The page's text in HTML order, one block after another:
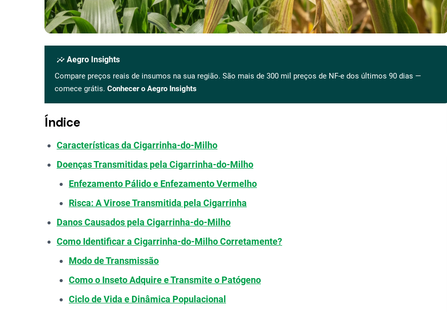
insights Aegro Insights
Compare preços reais de insumos na sua região. São mais de 300 mil preços de NF-e dos últimos 90 dias —
comece grátis. Conhecer o Aegro Insights
Índice
Características da Cigarrinha-do-Milho
Doenças Transmitidas pela Cigarrinha-do-Milho
Enfezamento Pálido e Enfezamento Vermelho
Risca: A Virose Transmitida pela Cigarrinha
Danos Causados pela Cigarrinha-do-Milho
Como Identificar a Cigarrinha-do-Milho Corretamente?
Modo de Transmissão
Como o Inseto Adquire e Transmite o Patógeno
Ciclo de Vida e Dinâmica Populacional